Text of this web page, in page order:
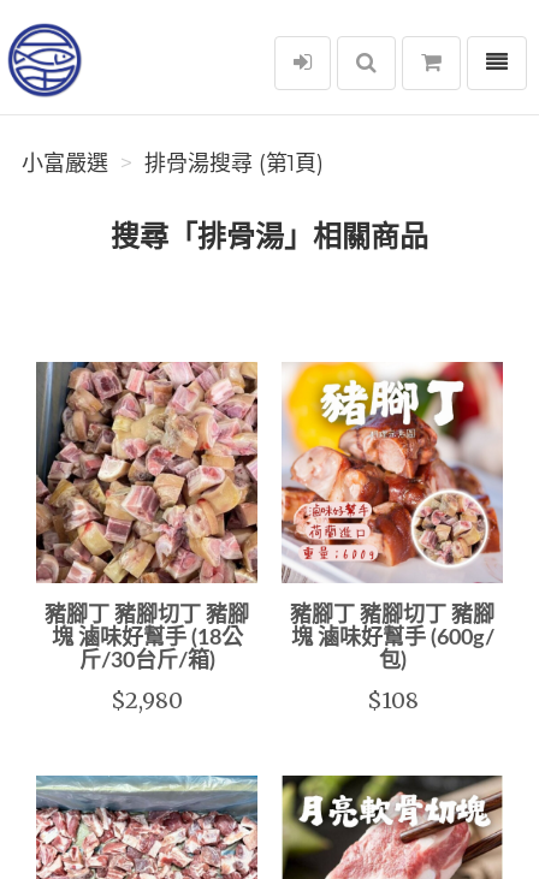
小富嚴選
選單
小富嚴選 排骨湯搜尋 (第1頁)
搜尋「排骨湯」相關商品
豬腳丁 豬腳切丁 豬腳
塊 滷味好幫手 (18公
斤/30台斤/箱)
$2,980
豬腳丁 豬腳切丁 豬腳
塊 滷味好幫手 (600g/
包)
$108